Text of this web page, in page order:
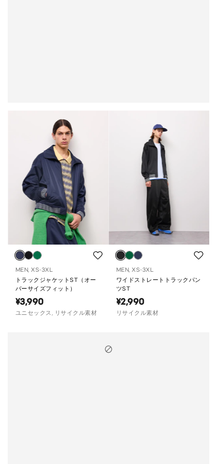
MEN, XS-3XL
トラックジャケットST（オー
バーサイズフィット）
¥3,990
ユニセックス, リサイクル素材
MEN, XS-3XL
ワイドストレートトラックパン
ツST
¥2,990
リサイクル素材